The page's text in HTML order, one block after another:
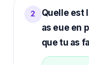
2
Quelle est
as eue en
que tu as